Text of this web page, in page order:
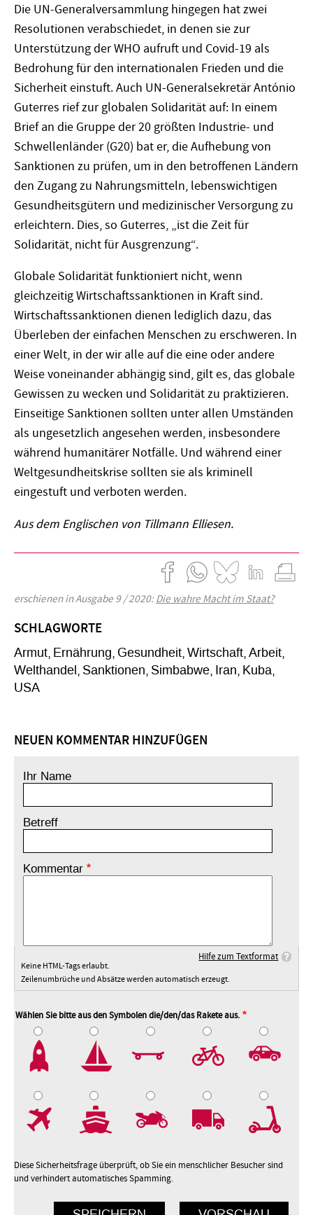
Die UN-Generalversammlung hingegen hat zwei
Resolutionen verabschiedet, in denen sie zur
Unterstützung der WHO aufruft und Covid-19 als
Bedrohung für den internationalen Frieden und die
Sicherheit einstuft. Auch UN-Generalsekretär António
Guterres rief zur globalen Solidarität auf: In einem
Brief an die Gruppe der 20 größten Industrie- und
Schwellenländer (G20) bat er, die Aufhebung von
Sanktionen zu prüfen, um in den betroffenen Ländern
den Zugang zu Nahrungsmitteln, lebenswichtigen
Gesundheitsgütern und medizinischer Versorgung zu
erleichtern. Dies, so Guterres, „ist die Zeit für
Solidarität, nicht für Ausgrenzung“.
Globale Solidarität funktioniert nicht, wenn
gleichzeitig Wirtschaftssanktionen in Kraft sind.
Wirtschaftssanktionen dienen lediglich dazu, das
Überleben der einfachen Menschen zu erschweren. In
einer Welt, in der wir alle auf die eine oder andere
Weise voneinander abhängig sind, gilt es, das globale
Gewissen zu wecken und Solidarität zu praktizieren.
Einseitige Sanktionen sollten unter allen Umständen
als ungesetzlich angesehen werden, insbesondere
während humanitärer Notfälle. Und während einer
Weltgesundheitskrise sollten sie als kriminell
eingestuft und verboten werden.
Aus dem Englischen von Tillmann Elliesen.
erschienen in Ausgabe 9 / 2020:Die wahre Macht im Staat?
SCHLAGWORTE
Armut Ernährung Gesundheit Wirtschaft Arbeit
Welthandel Sanktionen Simbabwe Iran Kuba
USA
NEUEN KOMMENTAR HINZUFÜGEN
Ihr Name
Betreff
Kommentar
Hilfe zum Textformat
Keine HTML-Tags erlaubt.
Zeilenumbrüche und Absätze werden automatisch erzeugt.
Wählen Sie bitte aus den Symbolen die/den/das Rakete aus.
Diese Sicherheitsfrage überprüft, ob Sie ein menschlicher Besucher sind
und verhindert automatisches Spamming.